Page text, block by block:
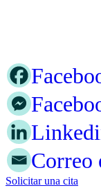
Correo
Solicitar una cita